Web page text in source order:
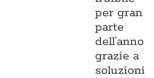
per gran
parte
dell’anno
grazie a
soluzioni